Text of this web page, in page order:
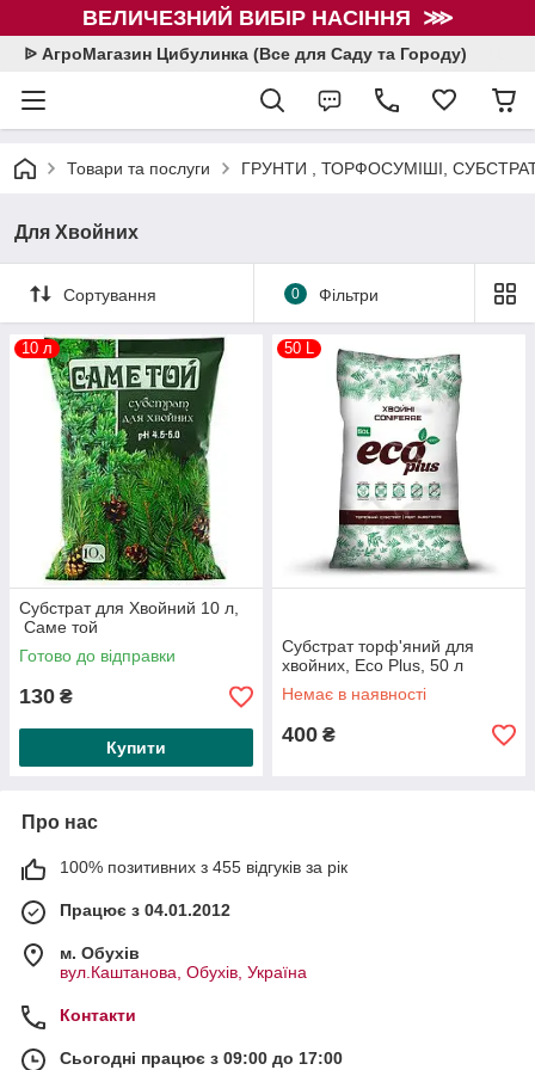
ВЕЛИЧЕЗНИЙ ВИБІР НАСІННЯ ⋙
ᐉ АгроМагазин Цибулинка (Все для Саду та Городу)
Товари та послуги ГРУНТИ , ТОРФОСУМІШІ,
Для Хвойних
Сортування 0 Фільтри
10 л
Субстрат для Хвойний 10 л,
Саме той
Готово до відправки
130 ₴
Купити
50 L
Субстрат торф'яний для
хвойних, Eco Plus, 50 л
Немає в наявності
400 ₴
Про нас
100% позитивних з 455 відгуків за рік
Працює з 04.01.2012
м. Обухів
вул.Каштанова, Обухів, Україна
Контакти
Сьогодні працює з 09:00 до 17:00